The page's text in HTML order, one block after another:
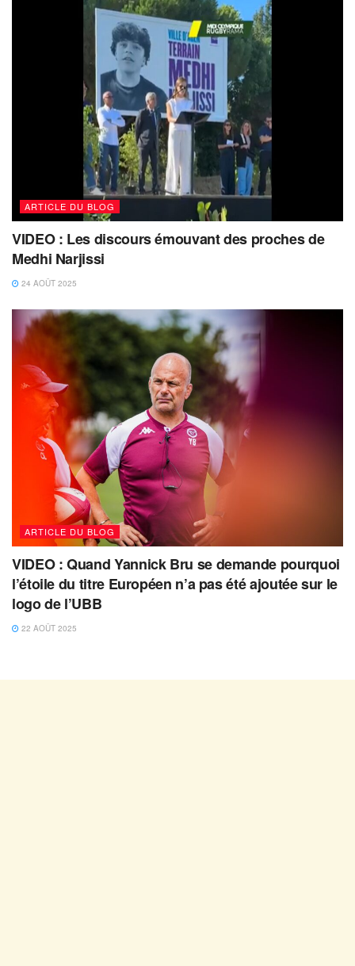
ARTICLE DU BLOG
VIDEO : Les discours émouvant des proches de
Medhi Narjissi
24 AOÛT 2025
ARTICLE DU BLOG
VIDEO : Quand Yannick Bru se demande pourquoi
l’étoile du titre Européen n’a pas été ajoutée sur le
logo de l’UBB
22 AOÛT 2025